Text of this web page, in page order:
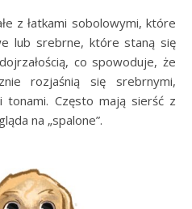
z łatkami sobolowymi, które
lub srebrne, które staną się
co spowoduje, że
rozjaśnią się srebrnymi,
tonami. Często mają sierść z
na „spalone”.